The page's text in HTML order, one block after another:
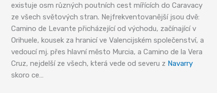
existuje osm různých poutních cest mířících do Caravacy
ze všech světových stran. Nejfrekventovanější jsou dvě:
Camino de Levante přicházející od východu, začínající v
Orihuele, kousek za hranicí ve Valencijském společenství, a
vedoucí mj. přes hlavní město Murcia, a Camino de la Vera
Cruz, nejdelší ze všech, která vede od severu z Navarry
skoro ce…